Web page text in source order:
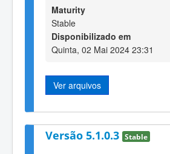
Maturity
Stable
Disponibilizado em
Quinta, 02 Mai 2024 23:31
Ver arquivos
Versão 5.1.0.3 Stable